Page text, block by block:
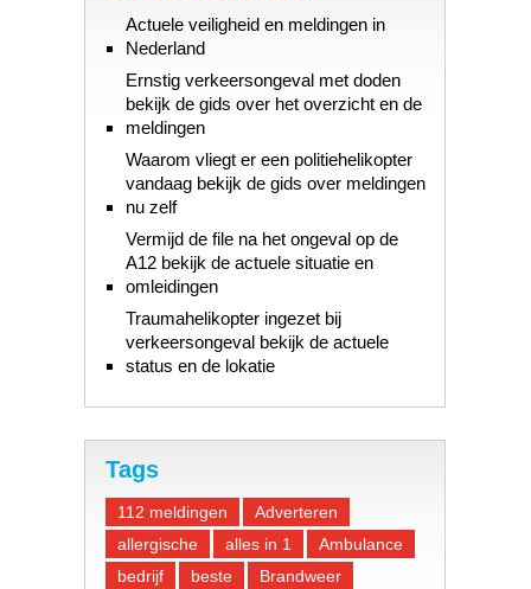
Actuele veiligheid en meldingen in
Nederland
Ernstig verkeersongeval met doden
bekijk de gids over het overzicht en de
meldingen
Waarom vliegt er een politiehelikopter
vandaag bekijk de gids over meldingen
nu zelf
Vermijd de file na het ongeval op de
A12 bekijk de actuele situatie en
omleidingen
Traumahelikopter ingezet bij
verkeersongeval bekijk de actuele
status en de lokatie
Tags
112 meldingen
Adverteren
allergische
alles in 1
Ambulance
bedrijf
beste Brandweer